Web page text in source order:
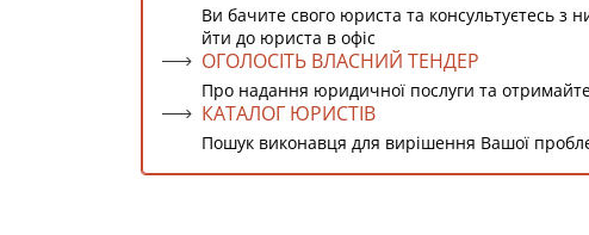
Ви бачите свого юриста та консультуєтесь
йти до юриста в офіс
ОГОЛОСІТЬ ВЛАСНИЙ ТЕНДЕР
Про надання юридичної послуги та
КАТАЛОГ ЮРИСТІВ
Пошук виконавця для вирішення Вашої